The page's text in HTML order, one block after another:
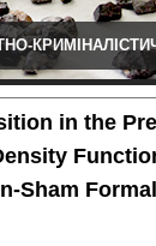
in the
Sham